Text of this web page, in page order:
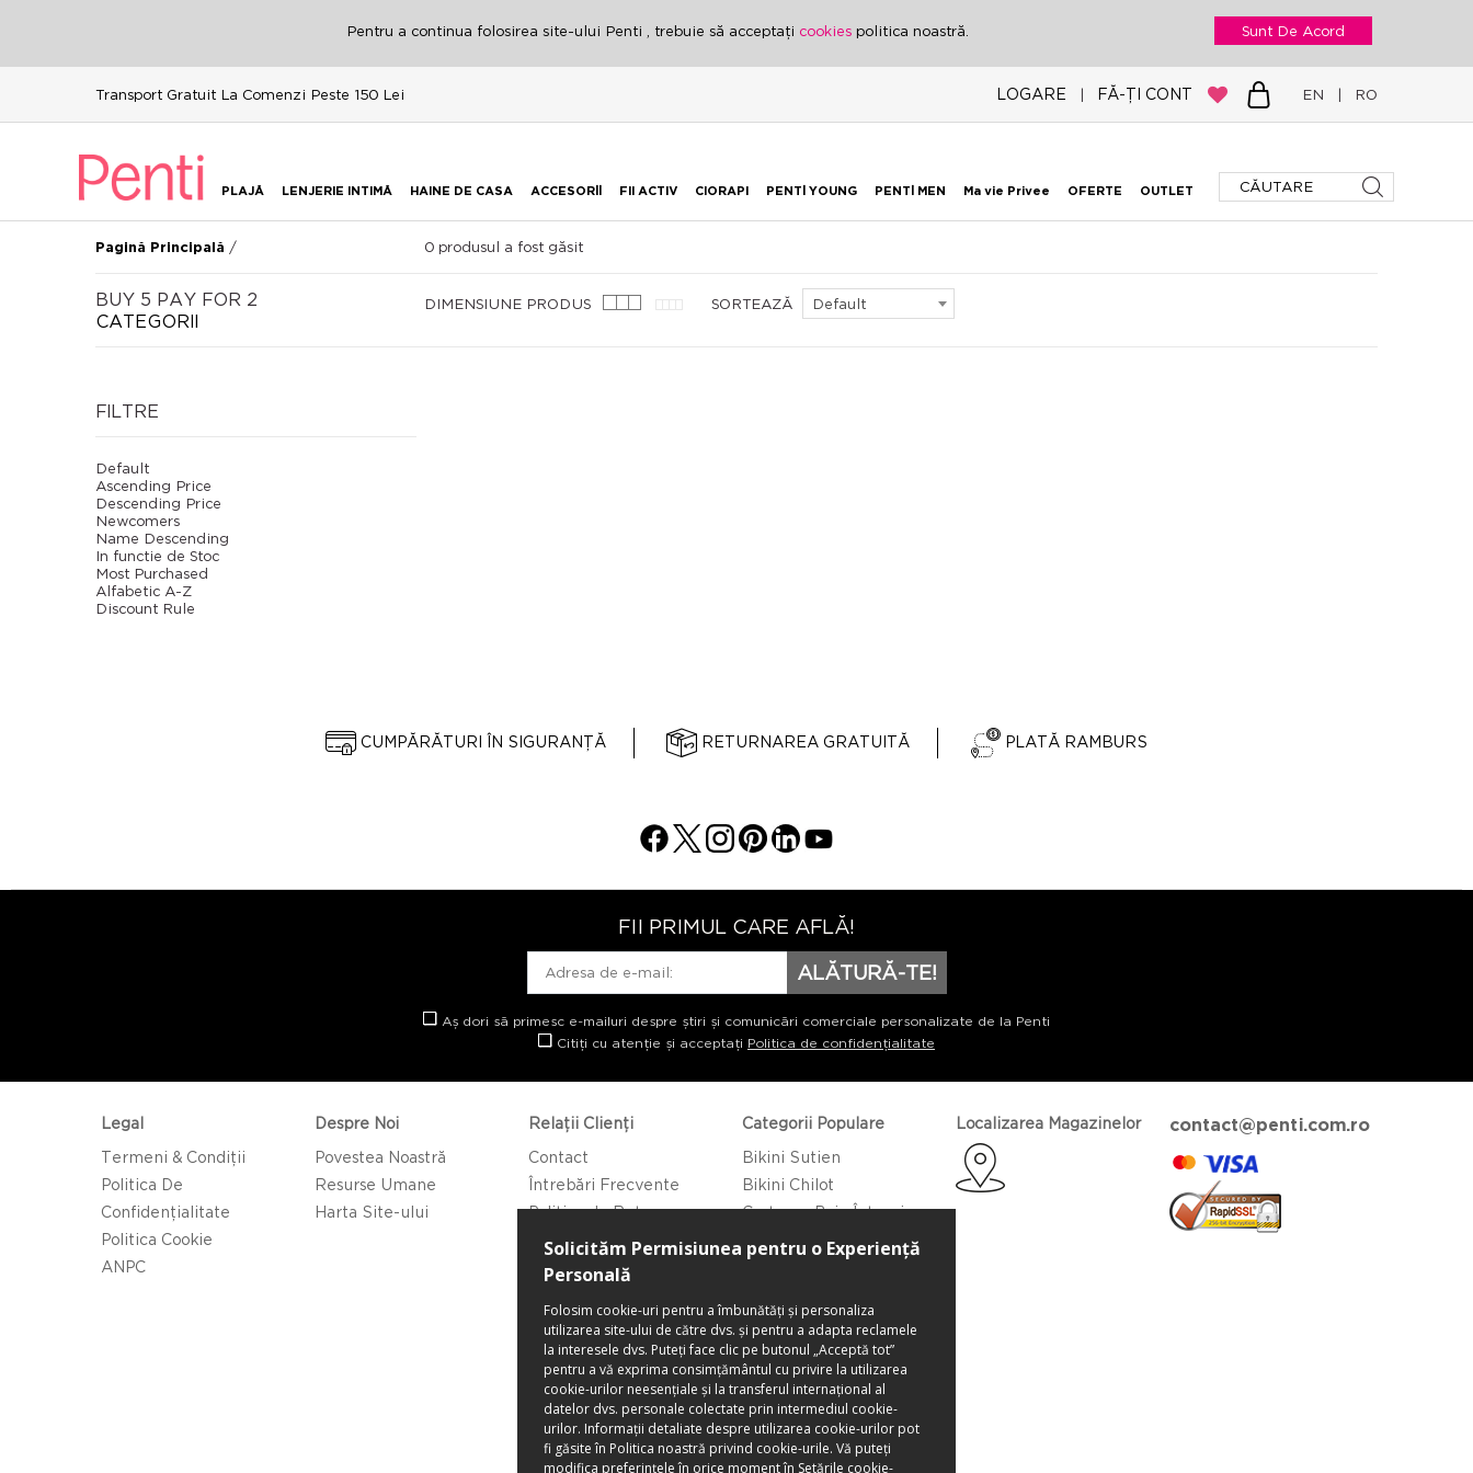
Pentru a continua folosirea site-ului Penti , trebuie să acceptați cookies politica noastră. Sunt De Acord
Transport Gratuit La Comenzi Peste 150 Lei LOGARE | FĂ-ȚI CONT EN | RO
PLAJĂ LENJERIE INTIMĂ HAINE DE CASA ACCESORİİ FII ACTIV CIORAPI PENTİ YOUNG PENTİ MEN Ma vie Privee OFERTE OUTLET
Pagină Principală / 0 produsul a fost găsit
BUY 5 PAY FOR 2
CATEGORII
DIMENSIUNE PRODUS SORTEAZĂ Default
FILTRE
Default
Ascending Price
Descending Price
Newcomers
Name Descending
In functie de Stoc
Most Purchased
Alfabetic A-Z
Discount Rule
CUMPĂRĂTURI ÎN SIGURANȚĂ RETURNAREA GRATUITĂ PLATĂ RAMBURS
FII PRIMUL CARE AFLĂ!
ALĂTURĂ-TE!
Aș dori să primesc e-mailuri despre știri și comunicări comerciale personalizate de la Penti
Citiți cu atenție și acceptați Politica de confidențialitate
Legal
Termeni & Condiții
Politica De
Confidențialitate
Politica Cookie
ANPC
Despre Noi
Povestea Noastră
Resurse Umane
Harta Site-ului
Relații Clienți
Contact
Întrebări Frecvente
Politica de Returnare
Categorii Populare
Bikini Sutien
Bikini Chilot
Costume Baie Întregi
Caftan/Pareo
Pantaloni de Plajă
Pantaloni Scurti de Plajă
Fuste de Plajă
Genți pentru plajă
Șăpci
Lenjerie intimă
Localizarea Magazinelor contact@penti.com.ro